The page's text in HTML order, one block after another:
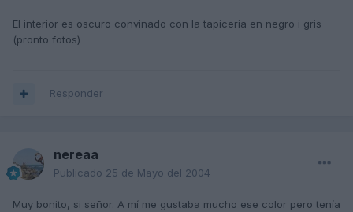
El interior es oscuro convinado con la tapiceria en negro i gris
(pronto fotos)
Responder
nereaa
Publicado 25 de Mayo del 2004
Muy bonito, si señor. A mí me gustaba mucho ese color pero tenía